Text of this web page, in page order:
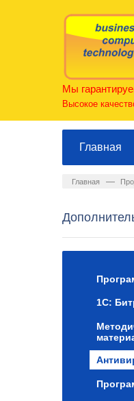
Мы
Высокое
Главная
Главная —
1С: